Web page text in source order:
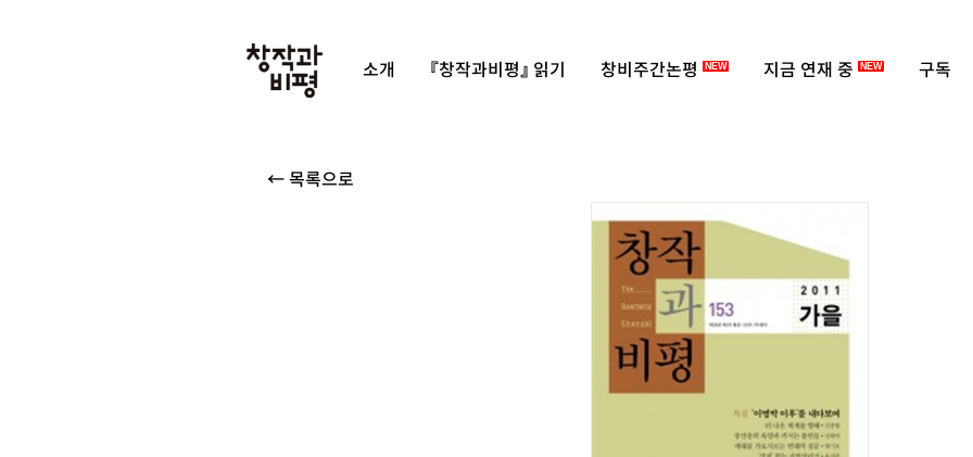
소개 『창작과비평』 읽기 창비주간논평 NEW 지금 연재 중 NEW 구독
← 목록으로